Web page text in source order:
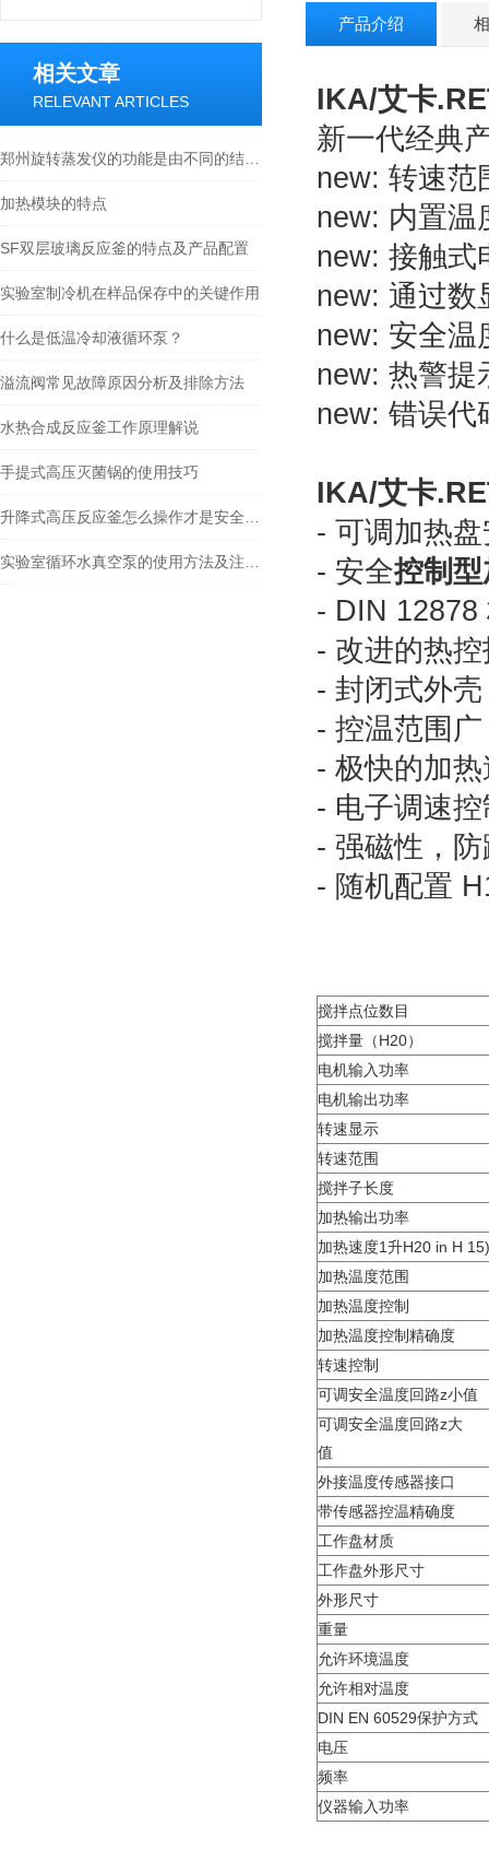
相关文章
RELEVANT ARTICLES
加热模块的特点
SF双层玻璃反应釜的特点及产品配置
实验室制冷机在样品保存中的关键作用
什么是低温冷却液循环泵？
溢流阀常见故障原因分析及排除方法
水热合成反应釜工作原理解说
手提式高压灭菌锅的使用技巧
产品介绍
IKA/艾卡
新一代经典
new: 转速范
new: 内置温
new: 接触式
new: 通过数
new: 安全温
new: 热警提
new: 错误代
IKA/艾卡
- 可调加热
- 安全控制
- DIN 12878
- 改进的热
- 封闭式外
- 控温范围
- 极快的加
- 电子调速控
- 强磁性，
- 随机配置
搅拌点位数目
搅拌量（H20）
电机输入功率
电机输出功率
转速显示
转速范围
搅拌子长度
加热输出功率
加热速度1升H20 in H 15)
加热温度范围
加热温度控制
加热温度控制精确度
转速控制
可调安全温度回路z小值
可调安全温度回路z大
值
外接温度传感器接口
带传感器控温精确度
工作盘材质
工作盘外形尺寸
外形尺寸
重量
允许环境温度
允许相对温度
DIN EN 60529保护方式
电压
频率
仪器输入功率